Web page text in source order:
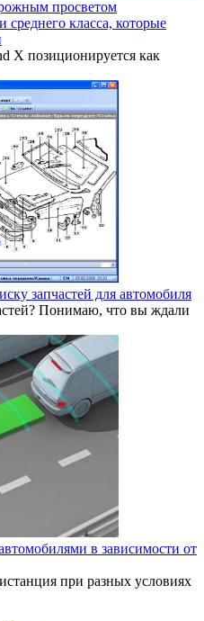
класса, которые
X позиционируется как
запчастей для автомобиля
Понимаю, что вы ждали
в зависимости от
при разных условиях